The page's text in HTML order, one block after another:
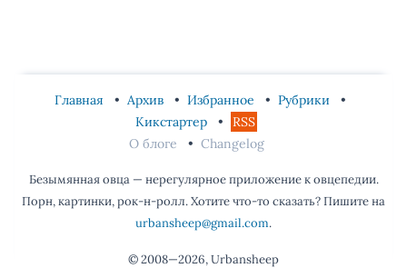
Главная Архив Избранное
Рубрики
Кикстартер
RSS
О блоге
Changelog
Безымянная овца — нерегулярное приложение к овцепедии.
Порн, картинки, рок-н-ролл. Хотите что-то сказать? Пишите на
urbansheep@gmail.com.
© 2008—2026, Urbansheep